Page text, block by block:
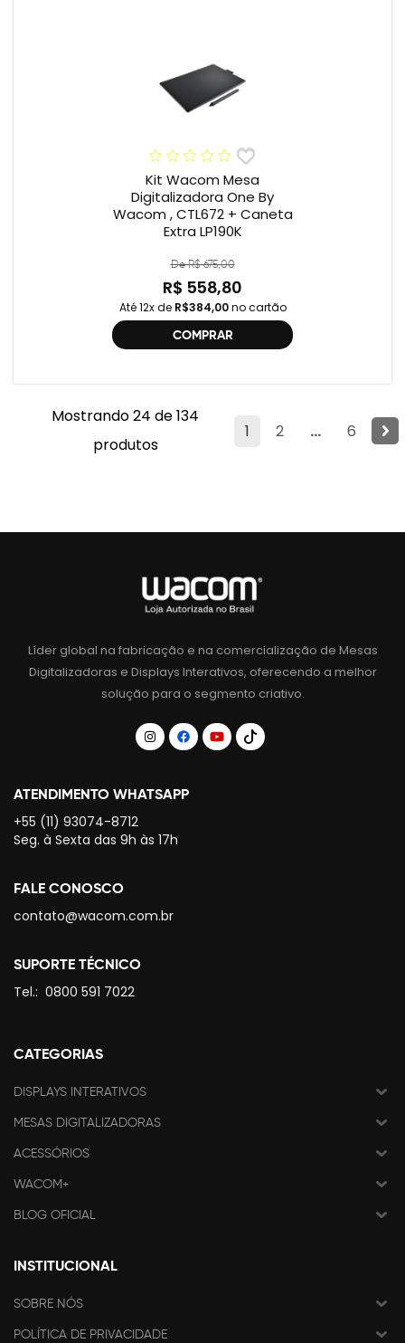
Kit Wacom Mesa
Digitalizadora One By
Wacom , CTL672 + Caneta
Extra LP190K
De R$ 675,00
R$ 558,80
Até 12x de R$384,00no cartão
COMPRAR
1 2 ... 6
Mostrando 24 de 134
produtos
Líder global na fabricação e na comercialização de Mesas
Digitalizadoras e Displays Interativos, oferecendo a melhor
solução para o segmento criativo.
ATENDIMENTO WHATSAPP
+55 (11) 93074-8712
Seg. à Sexta das 9h às 17h
FALE CONOSCO
contato@wacom.com.br
SUPORTE TÉCNICO
Tel.: 0800 591 7022
CATEGORIAS
DISPLAYS INTERATIVOS
MESAS DIGITALIZADORAS
ACESSÓRIOS
WACOM+
BLOG OFICIAL
INSTITUCIONAL
SOBRE NÓS
POLÍTICA DE PRIVACIDADE